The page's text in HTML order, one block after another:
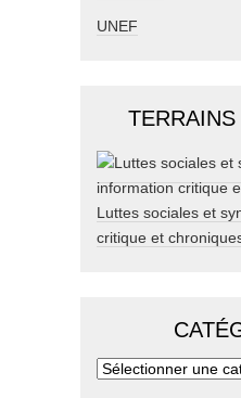
UNEF
Luttes sociales et
critique et